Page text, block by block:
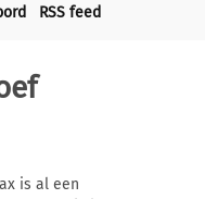
RSS feed
is al een